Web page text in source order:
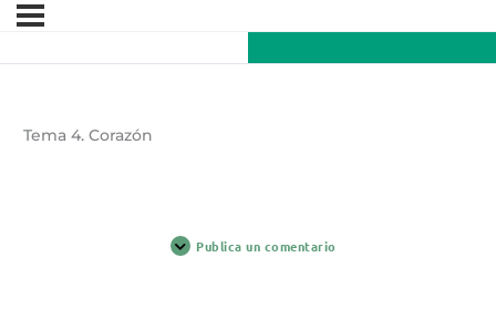
Tema 4. Corazón
Publica un comentario